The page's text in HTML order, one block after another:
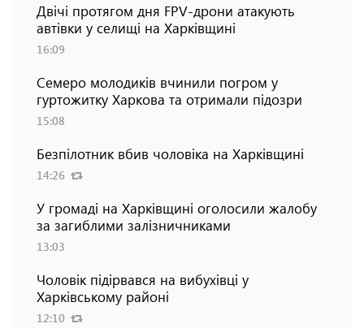
Двічі протягом дня FPV-дрони атакують
автівки у селищі на Харківщині
16:09
Семеро молодиків вчинили погром у
гуртожитку Харкова та отримали підозри
15:08
Безпілотник вбив чоловіка на Харківщині
14:26
У громаді на Харківщині оголосили жалобу
за загиблими залізничниками
13:03
Чоловік підірвався на вибухівці у
Харківському районі
12:10